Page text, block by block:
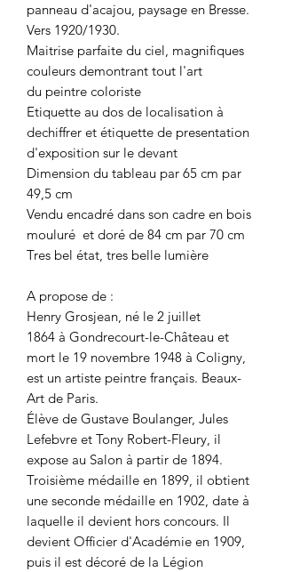
panneau d'acajou, paysage en Bresse.
Vers 1920/1930.
Maitrise parfaite du ciel, magnifiques
couleurs demontrant tout l'art
du peintre coloriste
Etiquette au dos de localisation à
dechiffrer et étiquette de presentation
d'exposition sur le devant
Dimension du tableau par 65 cm par
49,5 cm
Vendu encadré dans son cadre en bois
mouluré et doré de 84 cm par 70 cm
Tres bel état, tres belle lumière
A propose de :
Henry Grosjean, né le 2 juillet
1864 à Gondrecourt-le-Château et
mort le 19 novembre 1948 à Coligny,
est un artiste peintre français. Beaux-
Art de Paris.
Élève de Gustave Boulanger, Jules
Lefebvre et Tony Robert-Fleury, il
expose au Salon à partir de 1894.
Troisième médaille en 1899, il obtient
une seconde médaille en 1902, date à
laquelle il devient hors concours. Il
devient Officier d'Académie en 1909,
puis il est décoré de la Légion